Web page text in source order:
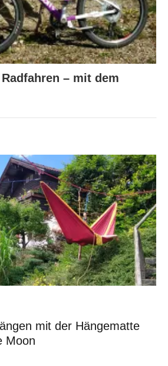
– mit dem
mit der Hängematte
Moon